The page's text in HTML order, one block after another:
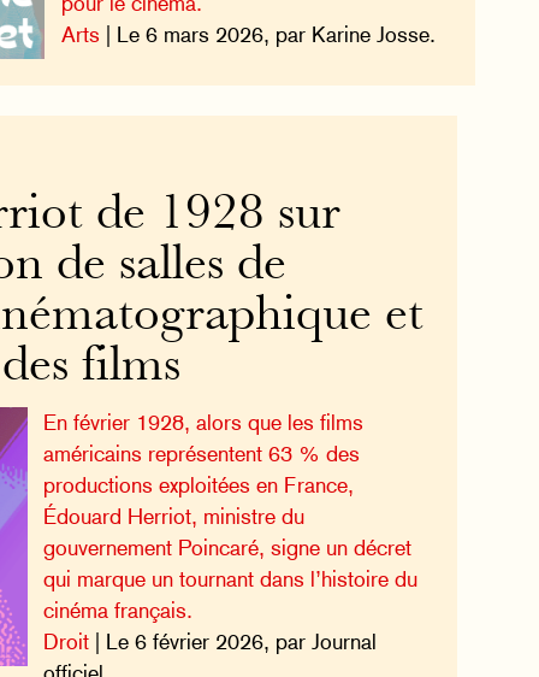
Arts | Le 6 mars 2026, par Karine Josse.
de 1928 sur
de salles de
et
films
En février 1928, alors que les films
américains représentent 63 % des
productions exploitées en France,
Édouard Herriot, ministre du
gouvernement Poincaré, signe un décret
qui marque un tournant dans l’histoire du
cinéma français.
Droit | Le 6 février 2026, par Journal